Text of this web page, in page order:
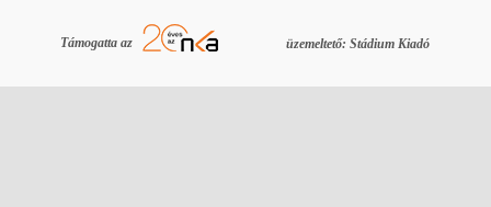
Támogatta az üzemeltető: Stádium Kiadó